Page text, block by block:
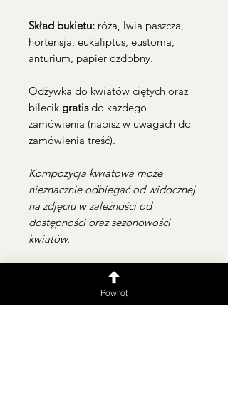
Skład bukietu: róża, lwia paszcza,
hortensja, eukaliptus, eustoma,
anturium, papier ozdobny.
Odżywka do kwiatów ciętych oraz
bilecik gratisdo kazdego
zamówienia (napisz w uwagach do
zamówienia treść).
Kompozycja kwiatowa może
nieznacznie odbiegać od widocznej
na zdjęciu w zależności od
dostępności oraz sezonowości
kwiatów.
Powrót